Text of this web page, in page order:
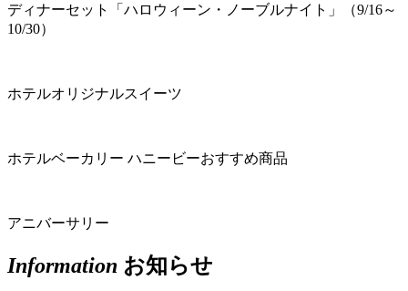
ディナーセット「ハロウィーン・ノーブルナイト」（9/16～
10/30）
ホテルオリジナルスイーツ
ホテルベーカリー ハニービーおすすめ商品
アニバーサリー
Information お知らせ